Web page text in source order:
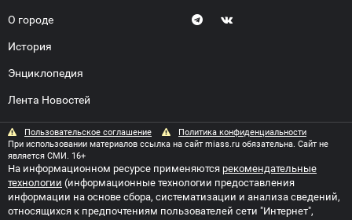
О городе
История
Энциклопедия
Лента Новостей
Пользовательское соглашение
Политика конфиденциальности
При использовании материалов ссылка на сайт miass.ru обязательна. Сайт не
является СМИ. 16+
На информационном ресурсе применяются рекомендательные
технологии (информационные технологии предоставления
информации на основе сбора, систематизации и анализа сведений,
относящихся к предпочтениям пользователей сети "Интернет",